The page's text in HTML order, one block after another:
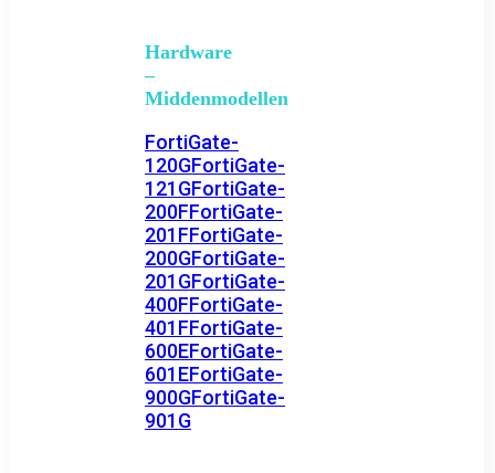
Hardware
–
Middenmodellen
FortiGate-
120GFortiGate-
121GFortiGate-
200FFortiGate-
201FFortiGate-
200GFortiGate-
201GFortiGate-
400FFortiGate-
401FFortiGate-
600EFortiGate-
601EFortiGate-
900GFortiGate-
901G